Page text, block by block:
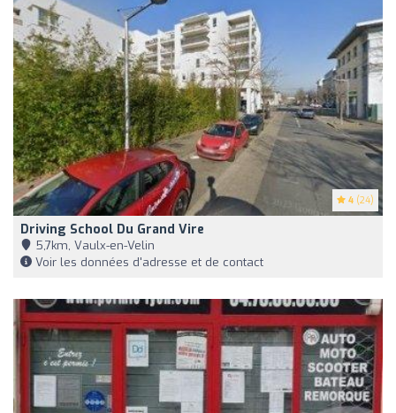
4 (24)
Driving School Du Grand Vire
5,7km, Vaulx-en-Velin
Voir les données d'adresse et de contact